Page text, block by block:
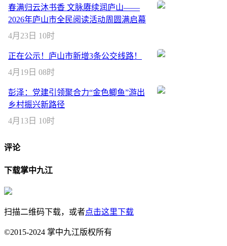
春满归云沐书香 文脉赓续润庐山——
2026年庐山市全民阅读活动周圆满启幕
4月23日 10时
正在公示！庐山市新增3条公交线路！
4月19日 08时
彭泽：党建引领聚合力“金色鲫鱼”游出
乡村振兴新路径
4月13日 10时
评论
下载掌中九江
扫描二维码下载，或者点击这里下载
©2015-2024 掌中九江版权所有